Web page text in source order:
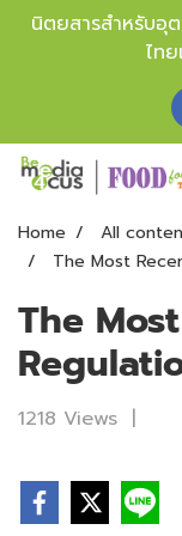
นิตยสารสำหรับอุ
ไท
Home All
The Most
The
1218 Views |